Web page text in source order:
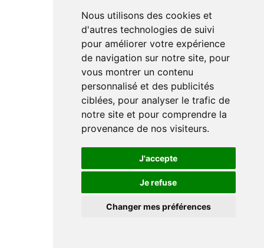
Nous utilisons des cookies et
d'autres technologies de suivi
pour améliorer votre expérience
de navigation sur notre site, pour
vous montrer un contenu
personnalisé et des publicités
ciblées, pour analyser le trafic de
notre site et pour comprendre la
provenance de nos visiteurs.
J'accepte
Je refuse
Changer mes préférences